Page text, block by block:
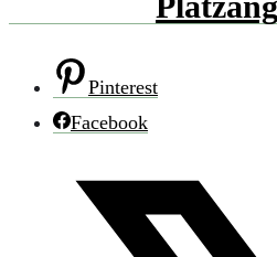
Pinterest
Facebook